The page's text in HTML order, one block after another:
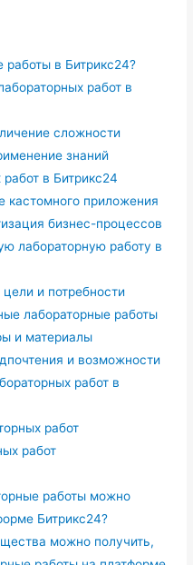
работы в Битрикс24?
работ в
сложности
знаний
в Битрикс24
кастомного приложения
бизнес-процессов
лабораторную работу в
и потребности
лабораторные работы
и материалы
и возможности
работ в
работ
работ
работы можно
Битрикс24?
можно получить,